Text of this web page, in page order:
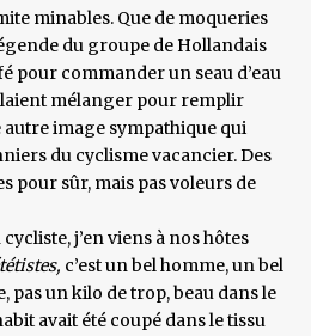
minables. Que de moqueries
du groupe de Hollandais
pour commander un seau d’eau
mélanger pour remplir
autre image sympathique qui
du cyclisme vacancier. Des
pour sûr, mais pas voleurs de
cycliste, j’en viens à nos hôtes
c’est un bel homme, un bel
pas un kilo de trop, beau dans le
avait été coupé dans le tissu